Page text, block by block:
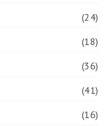
(24)
(18)
(36)
(41)
(16)